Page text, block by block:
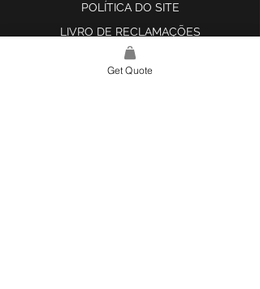
POLÍTICA DO SITE
LIVRO DE RECLAMAÇÕES
Get Quote